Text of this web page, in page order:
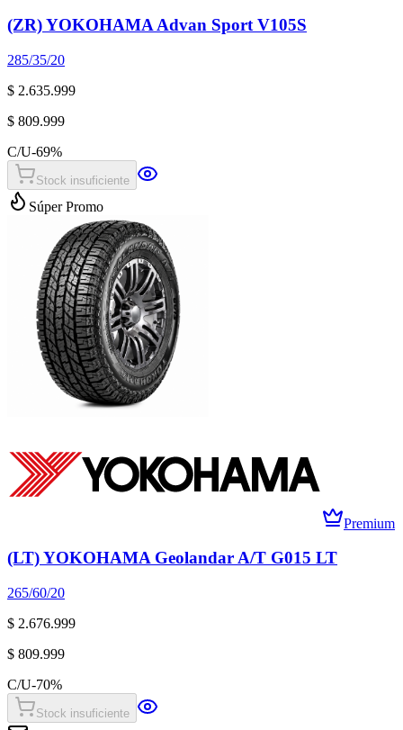
(ZR) YOKOHAMA Advan Sport V105S
285/35/20
$ 2.635.999
$ 809.999
C/U-69%
Stock insuficiente
Súper Promo
Premium
(LT) YOKOHAMA Geolandar A/T G015 LT
265/60/20
$ 2.676.999
$ 809.999
C/U-70%
Stock insuficiente